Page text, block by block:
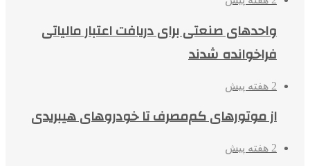
واحدهای صنعتی برای دریافت اعتبار مالیاتی
فراخوانده شدند
2 هفته پیش
از موتورهای کم‌مصرف تا خودروهای هیبریدی
2 هفته پیش